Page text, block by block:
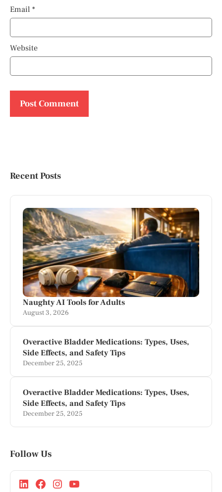
Email *
Website
Recent Posts
Naughty AI Tools for Adults
August 3, 2026
Overactive Bladder Medications: Types, Uses,
Side Effects, and Safety Tips
December 25, 2025
Overactive Bladder Medications: Types, Uses,
Side Effects, and Safety Tips
December 25, 2025
Follow Us